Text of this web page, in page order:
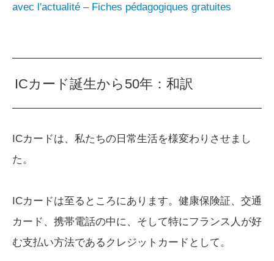
avec l'actualité – Fiches pédagogiques gratuites
ICカード誕生から50年：和訳
ICカードは、私たちの日常生活を様変わりさせまし
た。
ICカードは至るところにあります。健康保険証、交通
カード、携帯電話の中に、そして特にフランス人が好
む支払い方法であるクレジットカードとして。